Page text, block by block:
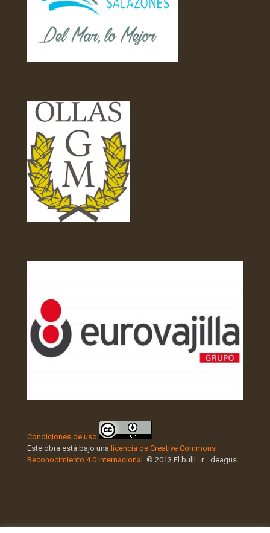
Condiciones de uso
Este obra está bajo una licencia de Creative Commons
Reconocimiento 4.0 Internacional . © 2013 El bulli...r....deagus